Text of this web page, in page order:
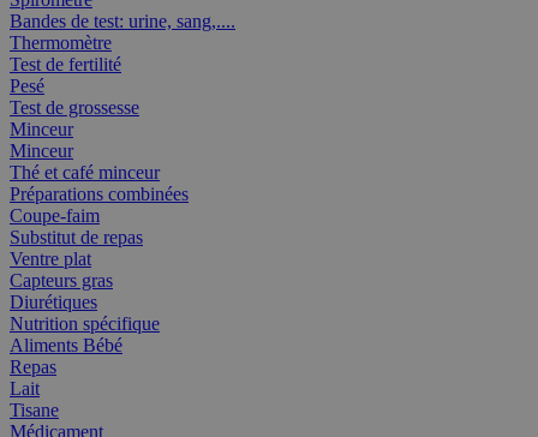
Bandes de test: urine, sang,....
Thermomètre
Test de fertilité
Pesé
Test de grossesse
Minceur
Minceur
Thé et café minceur
Préparations combinées
Coupe-faim
Substitut de repas
Ventre plat
Capteurs gras
Diurétiques
Nutrition spécifique
Aliments Bébé
Repas
Lait
Tisane
Médicament